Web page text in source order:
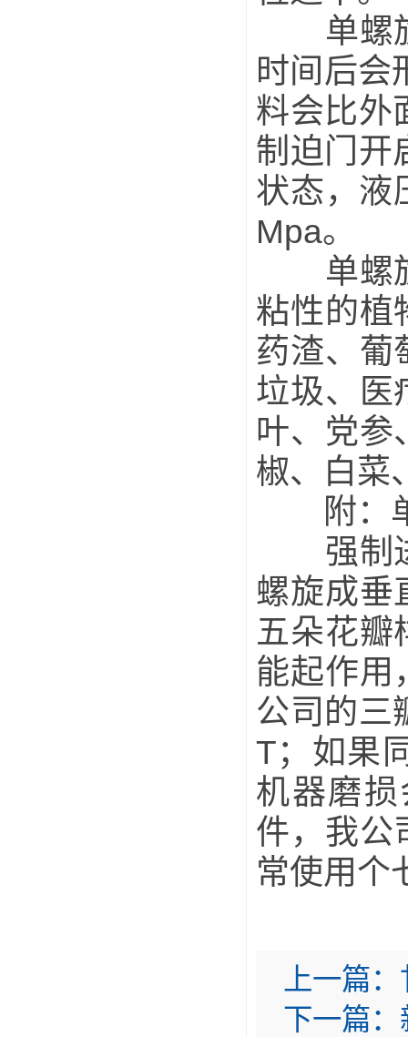
单螺旋
时间后会
料会比外
制迫门开
状态，液
Mpa。
单螺旋
粘性的植
药渣、葡
垃圾、医
叶、党参
椒、白菜
附：单
强制进
螺旋成垂
五朵花瓣
能起作用
公司的三
T；如果
机器磨
件，我公
常使用个
上一篇：
下一篇：